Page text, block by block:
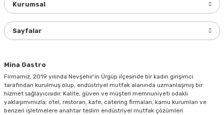
Ürün bilgilerinde hatalar bulunuyor.
Bu ürüne benzer farklı alternatifler olmalı.
Gönder
Mina Gastro
Firmamız, 2019 yılında Nevşehir’in Ürgüp ilçesinde bir kadın girişimci
tarafından kurulmuş olup, endüstriyel mutfak alanında uzmanlaşmış bir
hizmet sağlayıcısıdır. Kalite, güven ve müşteri memnuniyeti odaklı
yaklaşımımızla; otel, restoran, kafe, catering firmaları, kamu kurumları ve
benzeri işletmelere anahtar teslim endüstriyel mutfak çözümleri
Kurumsal
Sayfalar